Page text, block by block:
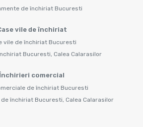
de închiriat Bucuresti
vile de închiriat
vile de închiriat Bucuresti
Bucuresti, Calea Calarasilor
Închirieri comercial
de închiriat Bucuresti
închiriat Bucuresti, Calea Calarasilor